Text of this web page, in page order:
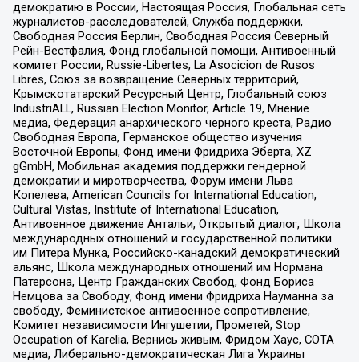
демократию в России, Настоящая Россия, Глобальная сеть
журналистов-расследователей, Служба поддержки,
Свободная Россия Берлин, Свободная Россия Северный
Рейн-Вестфалия, Фонд глобальной помощи, Антивоенный
комитет России, Russie-Libertes, La Asocicion de Rusos
Libres, Союз за возвращение Северных территорий,
Крымскотатарский Ресурсный Центр, Глобальный союз
IndustriALL, Russian Election Monitor, Article 19, Мнение
медиа, Федерация анархического черного креста, Радио
Свободная Европа, Германское общество изучения
Восточной Европы, Фонд имени Фридриха Эберта, XZ
gGmbH, Мобильная академия поддержки гендерной
демократии и миротворчества, Форум имени Льва
Копелева, American Councils for International Education,
Cultural Vistas, Institute of International Education,
Антивоенное движение Антальи, Открытый диалог, Школа
международных отношений и государственной политики
им Питера Мунка, Российско-канадский демократический
альянс, Школа международных отношений им Нормана
Патерсона, Центр Гражданских Свобод, Фонд Бориса
Немцова за Свободу, Фонд имени Фридриха Науманна за
свободу, Феминистское антивоенное сопротивление,
Комитет независимости Ингушетии, Прометей, Stop
Occupation of Karelia, Вернись живым, Фридом Хаус, СОТА
медиа, Либерально-демократическая Лига Украины